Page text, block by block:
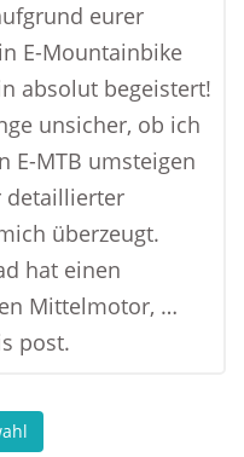
eurer
E-Mountainbike
absolut begeistert!
unsicher, ob ich
E-MTB umsteigen
detaillierter
überzeugt.
hat einen
Mittelmotor, …
post.